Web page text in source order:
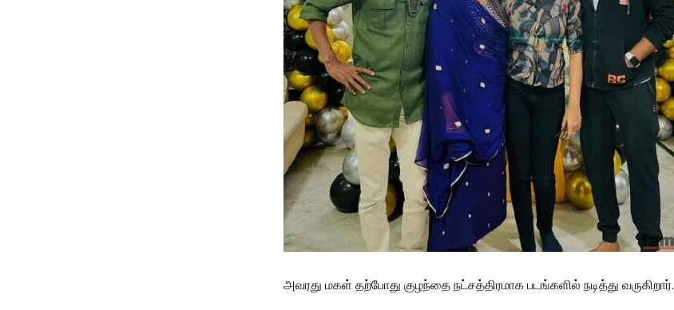
அவரது மகள் தற்போது குழந்தை நட்சத்திரமாக படங்களில் நடித்து வருகிறார்.